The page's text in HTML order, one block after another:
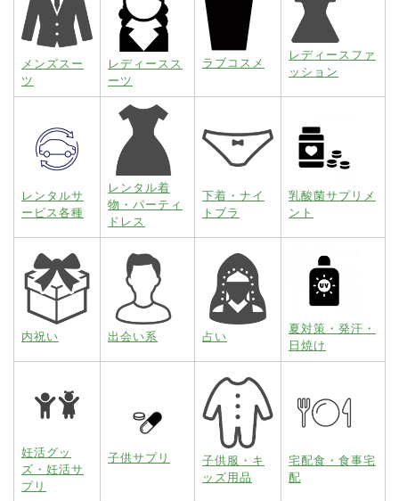
メンズスー
ツ
レディースス
ーツ
ラブコスメ
レディースファ
ッション
レンタルサ
ービス各種
レンタル着
物・パーティ
ドレス
下着・ナイ
トブラ
乳酸菌サプリメ
ント
内祝い 出会い系 占い
夏対策・発汗・
日焼け
妊活グッ
ズ・妊活サ
プリ
子供サプリ
子供服・キ
ッズ用品
宅配食・食事宅
配